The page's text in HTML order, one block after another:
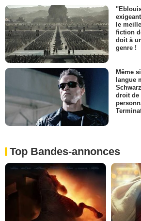
le
fiction
doit à
genre !
Même
langue
droit de
Top Bandes-annonces